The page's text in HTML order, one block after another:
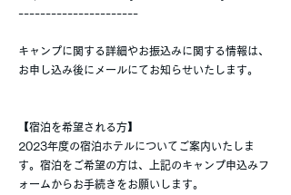
----------------------
キャンプに関する詳細やお振込みに関する情報は、
お申し込み後にメールにてお知らせいたします。
【宿泊を希望される方】
2023年度の宿泊ホテルについてご案内いたしま
す。宿泊をご希望の方は、上記のキャンプ申込みフ
ォームからお手続きをお願いします。